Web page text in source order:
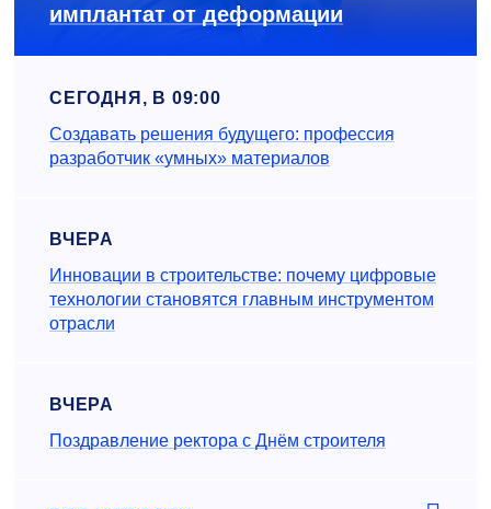
имплантат от деформации
СЕГОДНЯ, В 09:00
Создавать решения будущего: профессия
разработчик «умных» материалов
ВЧЕРА
Инновации в строительстве: почему цифровые
технологии становятся главным инструментом
отрасли
ВЧЕРА
Поздравление ректора с Днём строителя